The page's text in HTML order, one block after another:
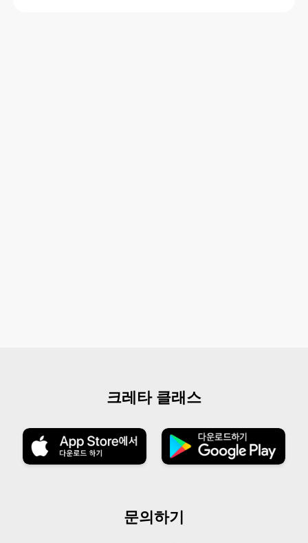
크레타 클래스
문의하기